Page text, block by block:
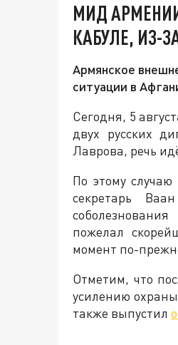
МИД
КАБУЛЕ, ИЗ-
Армянское
ситуации в
Сегодня, 5
двух русских
Лаврова, речь
По этому
секретарь
пожелал
момент по-
Отметим, что
усилению
также выпустил